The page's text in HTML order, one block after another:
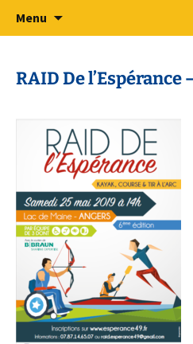
Comité
Adapté 49
Sport Adapté 49
Menu
RAID De